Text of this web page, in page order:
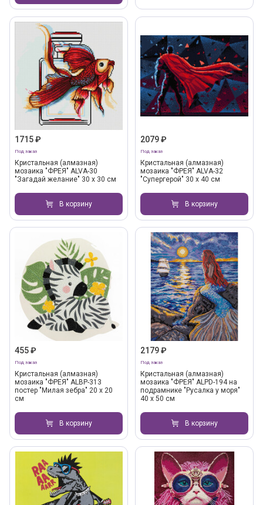
1715 ₽
Под заказ
Кристальная (алмазная)
мозаика "ФРЕЯ" ALVA-30
"Загадай желание" 30 х 30 см
В корзину
2079 ₽
Под заказ
Кристальная (алмазная)
мозаика "ФРЕЯ" ALVA-32
"Супергерой" 30 х 40 см
В корзину
455 ₽
Под заказ
Кристальная (алмазная)
мозаика "ФРЕЯ" ALBP-313
постер "Милая зебра" 20 х 20
см
В корзину
2179 ₽
Под заказ
Кристальная (алмазная)
мозаика "ФРЕЯ" ALPD-194 на
подрамнике "Русалка у моря"
40 х 50 см
В корзину